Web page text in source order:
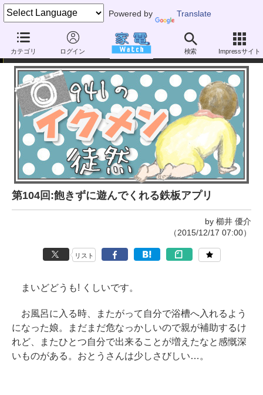
Powered by Translate
カテゴリ ログイン 検索 Impressサイト
941のイクメン徒然
第104回:飽きずに遊んでくれる鉄板アプリ
by 櫛井 優介
（2015/12/17 07:00）
リスト
まいどどうも! くしいです。
お風呂に入る時、またがって自分で浴槽へ入れるよう
になった娘。まだまだ危なっかしいので親が補助するけ
れど、またひとつ自分で出来ることが増えたなと感慨深
いものがある。おとうさんは少しさびしい…。